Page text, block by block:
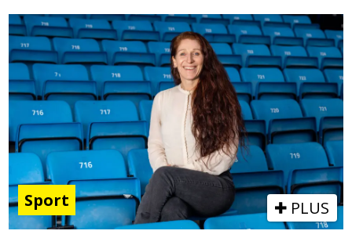
Sport PLUS